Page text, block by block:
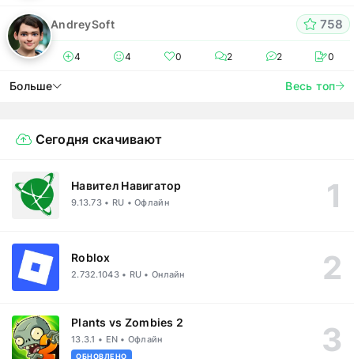
AndreySoft 758
4 4 0 2 2 0
Больше Весь топ
Сегодня скачивают
Навител Навигатор
9.13.73 • RU • Офлайн
Roblox
2.732.1043 • RU • Онлайн
Plants vs Zombies 2
13.3.1 • EN • Офлайн
ОБНОВЛЕНО